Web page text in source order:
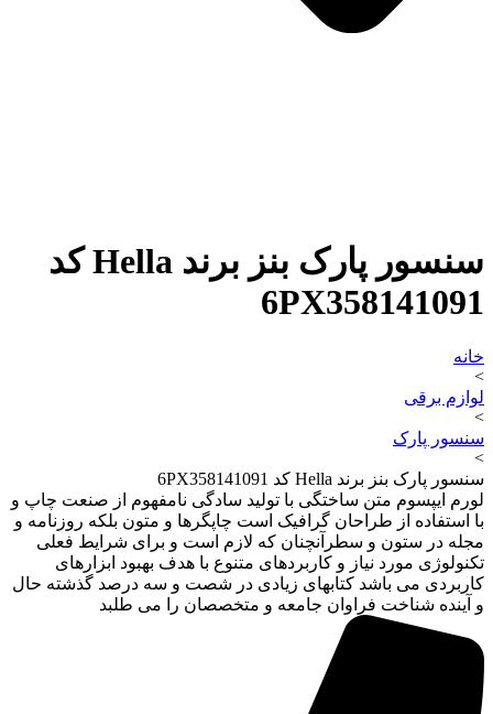
سنسور پارک بنز برند Hella کد
6PX358141091
خانه
>
لوازم برقی
>
سنسور پارک
>
سنسور پارک بنز برند Hella کد 6PX358141091
لورم ایپسوم متن ساختگی با تولید سادگی نامفهوم از صنعت چاپ و
با استفاده از طراحان گرافیک است چاپگرها و متون بلکه روزنامه و
مجله در ستون و سطرآنچنان که لازم است و برای شرایط فعلی
تکنولوژی مورد نیاز و کاربردهای متنوع با هدف بهبود ابزارهای
کاربردی می باشد کتابهای زیادی در شصت و سه درصد گذشته حال
و آینده شناخت فراوان جامعه و متخصصان را می طلبد